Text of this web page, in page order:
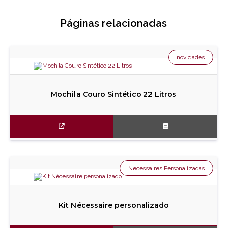
Páginas relacionadas
Mochila Couro Sintético 22 Litros
novidades
Kit Nécessaire personalizado
Necessaires Personalizadas